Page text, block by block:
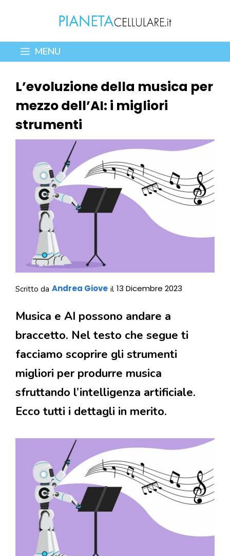
contenuto
MENU
L’evoluzione della musica per
mezzo dell’AI: i migliori
strumenti
Scritto da Andrea Giove il 13 Dicembre 2023
Musica e AI possono andare a
braccetto. Nel testo che segue ti
facciamo scoprire gli strumenti
migliori per produrre musica
sfruttando l’intelligenza artificiale.
Ecco tutti i dettagli in merito.